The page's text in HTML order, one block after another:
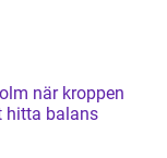
hitta balans